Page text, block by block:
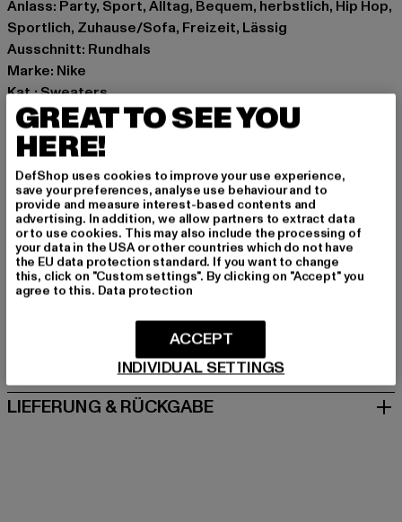
Anlass: Party, Sport, Alltag, Bequem, herbstlich, Hip Hop,
Sportlich, Zuhause/Sofa, Freizeit, Lässig
Ausschnitt: Rundhals
Marke: Nike
Kat.: Sweaters
Farbe: gelb
Hersteller Farbe: wheat gold/wheat gold
Materialzusammensetzung: 100% Baumwolle
Art.Nr: DV9829-08388
Hersteller: NIKE European Operations Netherland B.V;
Sport Duwe |privacy@nike.com
Colosseum 1 | 1213 Hilversum | NL
GRÖSSE & PASSFORM
PFLEGEHINWEISE
LIEFERUNG & RÜCKGABE
GREAT TO SEE YOU
HERE!
DefShop uses cookies to improve your use experience,
save your preferences, analyse use behaviour and to
provide and measure interest-based contents and
advertising. In addition, we allow partners to extract data
or to use cookies. This may also include the processing of
your data in the USA or other countries which do not have
the EU data protection standard. If you want to change
this, click on "Custom settings". By clicking on "Accept" you
agree to this. Data protection
INDIVIDUAL SETTINGS
ACCEPT